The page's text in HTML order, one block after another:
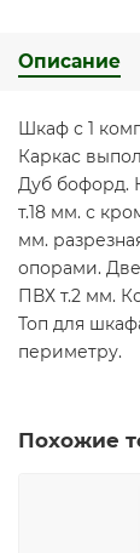
Описание
Шкаф с 1
Каркас
Дуб бофорд.
т.18 мм. с
мм.
опорами.
ПВХ т.2 мм.
Топ для
периметру.
Похожие